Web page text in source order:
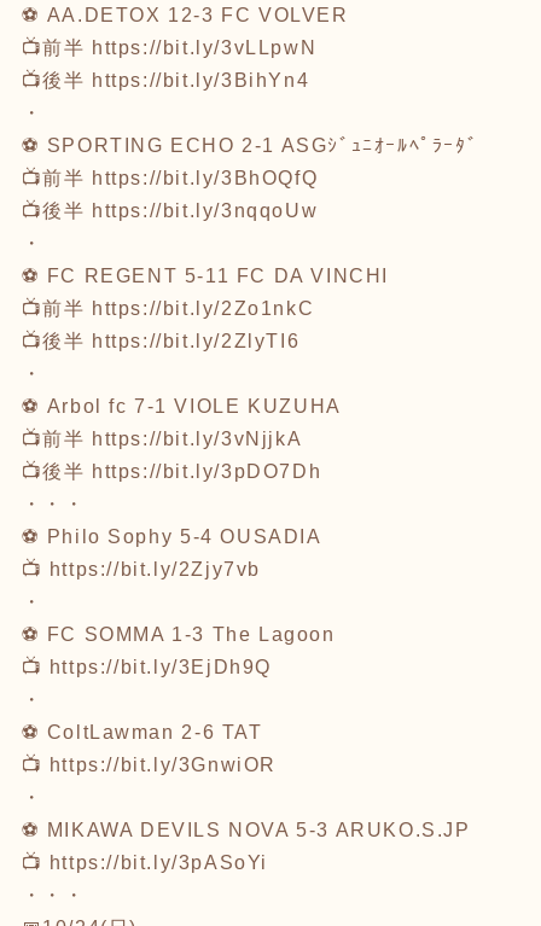
⚽ AA.DETOX 12-3 FC VOLVER
📺前半 https://bit.ly/3vLLpwN
📺後半 https://bit.ly/3BihYn4
・
⚽ SPORTING ECHO 2-1 ASGｼﾞｭﾆｵｰﾙﾍﾟﾗｰﾀﾞ
📺前半 https://bit.ly/3BhOQfQ
📺後半 https://bit.ly/3nqqoUw
・
⚽ FC REGENT 5-11 FC DA VINCHI
📺前半 https://bit.ly/2Zo1nkC
📺後半 https://bit.ly/2ZlyTI6
・
⚽ Arbol fc 7-1 VIOLE KUZUHA
📺前半 https://bit.ly/3vNjjkA
📺後半 https://bit.ly/3pDO7Dh
・・・
⚽ Philo Sophy 5-4 OUSADIA
📺 https://bit.ly/2Zjy7vb
・
⚽ FC SOMMA 1-3 The Lagoon
📺 https://bit.ly/3EjDh9Q
・
⚽ ColtLawman 2-6 TAT
📺 https://bit.ly/3GnwiOR
・
⚽ MIKAWA DEVILS NOVA 5-3 ARUKO.S.JP
📺 https://bit.ly/3pASoYi
・・・